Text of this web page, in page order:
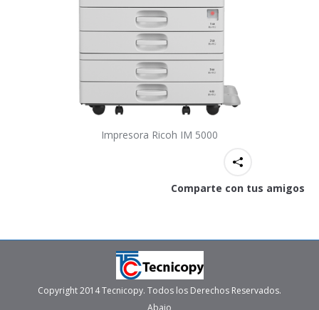
Impresora Ricoh IM 5000
Comparte con tus amigos
Copyright 2014 Tecnicopy. Todos los Derechos Reservados.
Abajo